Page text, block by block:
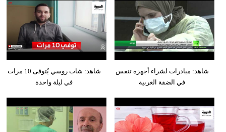
شاهد: شاب روسي يُتوفى 10 مرات
في ليلة واحدة
شاهد: مبادرات لشراء أجهزة تنفس
في الضفة الغربية